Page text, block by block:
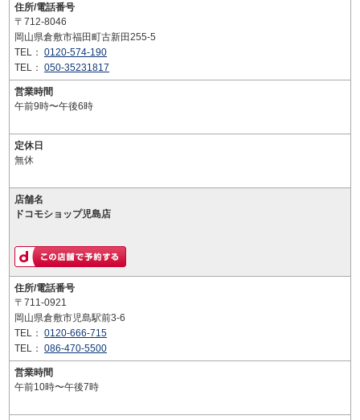
住所/電話番号
〒712-8046
岡山県倉敷市福田町古新田255-5
TEL： 0120-574-190
TEL： 050-35231817
営業時間
午前9時〜午後6時
定休日
無休
店舗名
ドコモショップ児島店
住所/電話番号
〒711-0921
岡山県倉敷市児島駅前3-6
TEL： 0120-666-715
TEL： 086-470-5500
営業時間
午前10時〜午後7時